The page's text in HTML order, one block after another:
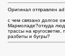
Оригинал отправлен ad
с чем связано долгое
Мармоладе?откуда
трассы на кругосветке,
разбиты и бугры?